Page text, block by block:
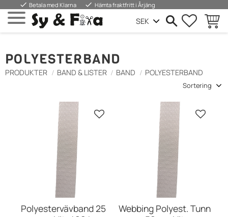
Meny
done Betala med Klarna done Hämta fraktfritt i Årjäng
POLYESTERBAND
PRODUKTER BAND & LISTER BAND POLYESTERBAND
Välj sortering
Polyestervävband 25
Lägg till i favoriter
Webbing Polyest. Tunn
Lägg